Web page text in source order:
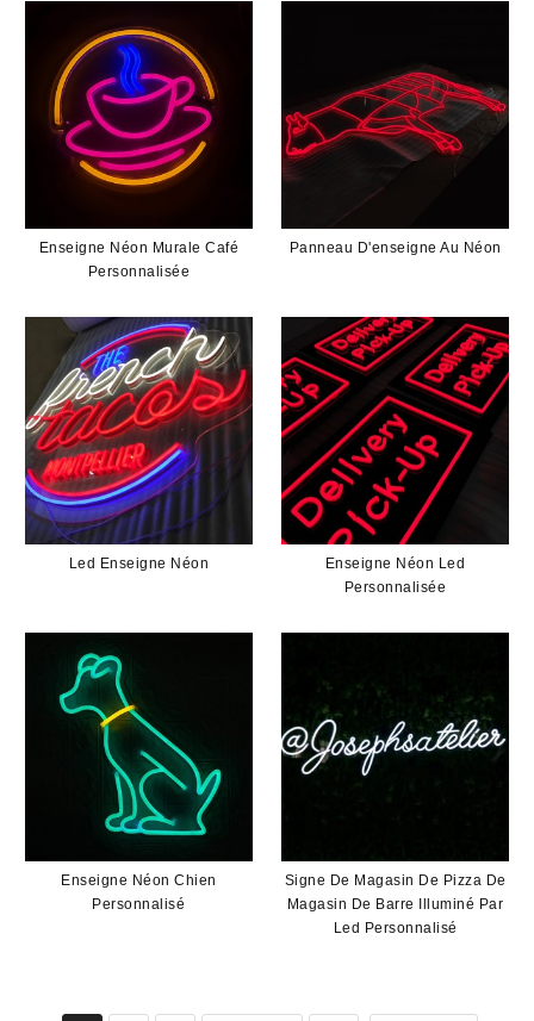
Enseigne Néon Murale Café
Personnalisée
Panneau D'enseigne Au Néon
Led Enseigne Néon
Enseigne Néon Led
Personnalisée
Enseigne Néon Chien
Personnalisé
Signe De Magasin De Pizza De
Magasin De Barre Illuminé Par
Led Personnalisé